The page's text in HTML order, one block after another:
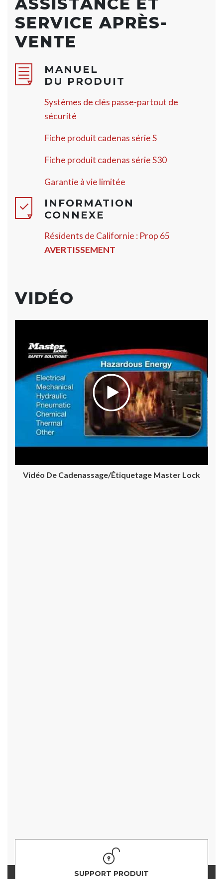
SERVICE APRÈS-
VENTE
MANUEL
DU PRODUIT
Systèmes de clés passe-partout de
sécurité
Fiche produit cadenas série S
Fiche produit cadenas série S30
Garantie à vie limitée
INFORMATION
CONNEXE
Résidents de Californie : Prop 65
AVERTISSEMENT
VIDÉO
Vidéo De Cadenassage/étiquetage Master Lock
SUPPORT PRODUIT